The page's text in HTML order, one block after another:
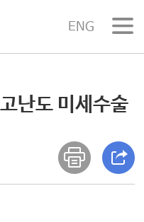
ENG
난도 미세수술